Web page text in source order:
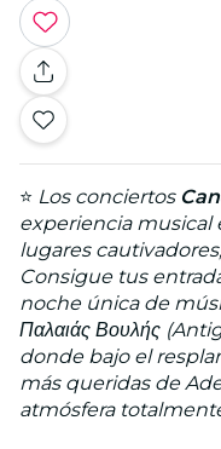
⭐ Los conciertos
experiencia musical
lugares
Consigue tus
noche única de
Παλαιάς Βουλής
donde bajo el
más queridas de
atmósfera